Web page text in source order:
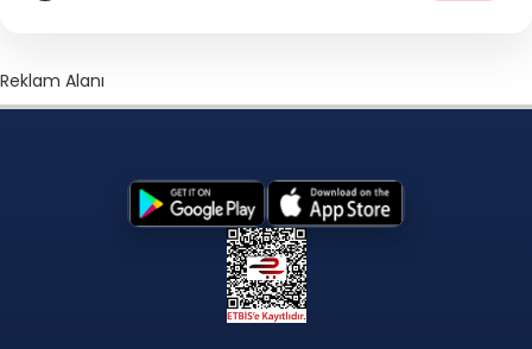
Reklam Alanı